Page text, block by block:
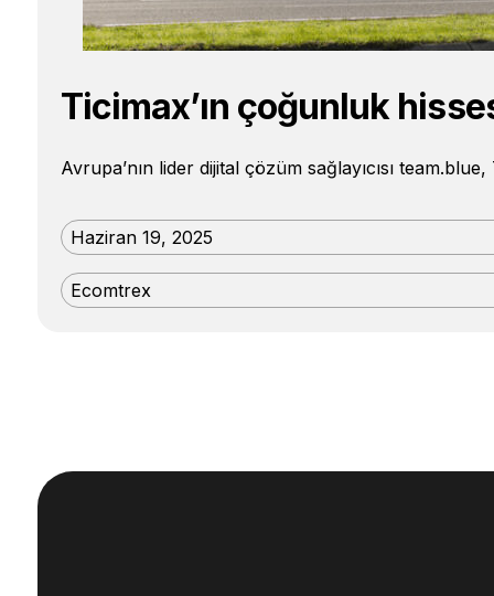
Ticimax’ın çoğunluk
Avrupa’nın lider dijital çözüm sağlayıcısı
Haziran 19, 2025
Ecomtrex